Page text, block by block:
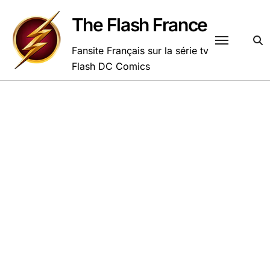
contenu
The Flash France
Fansite Français sur la série tv
Flash DC Comics